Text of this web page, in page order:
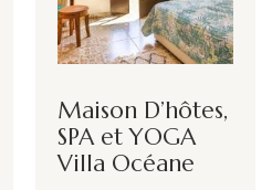
Maison D’hôtes,
SPA et YOGA
Villa Océane